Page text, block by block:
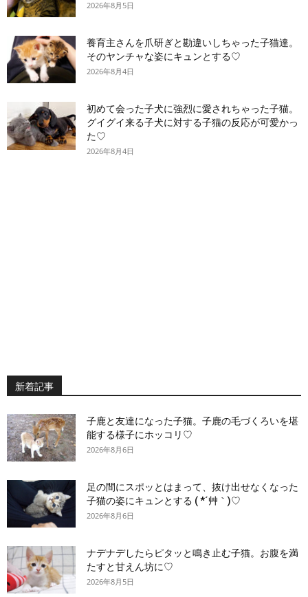
2026年8月5日
養育主さんを爪研ぎと勘違いしちゃった子猫達。
そのヤンチャな姿にキュンとする♡
2026年8月4日
初めて会った子犬に強烈に愛されちゃった子猫。
グイグイ来る子犬に対する子猫の反応が可愛かっ
た♡
2026年8月4日
新着記事
子鹿と友達になった子猫。子鹿の毛づくろいを堪
能する様子にホッコリ♡
2026年8月6日
足の間にスポッとはまって、抜け出せなくなった
子猫の姿にキュンとする ( *´艸｀)♡
2026年8月6日
ナデナデしたらピタッと鳴き止む子猫。お腹を満
たすと甘えん坊に♡
2026年8月5日